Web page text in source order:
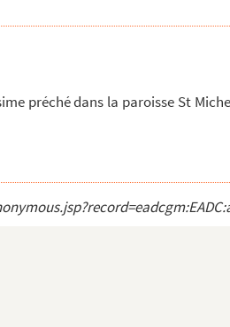
préché dans la paroisse St